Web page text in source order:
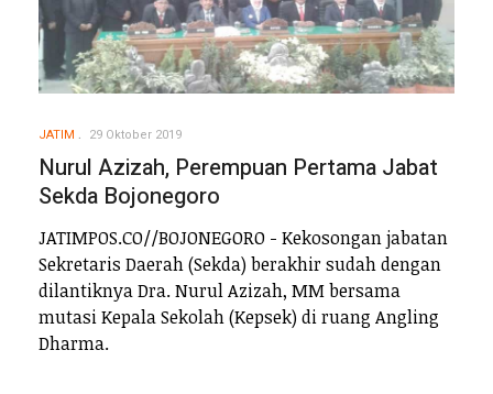
JATIM 29 Oktober 2019
Nurul Azizah, Perempuan Pertama Jabat
Sekda Bojonegoro
JATIMPOS.CO//BOJONEGORO - Kekosongan jabatan
Sekretaris Daerah (Sekda) berakhir sudah dengan
dilantiknya Dra. Nurul Azizah, MM bersama
mutasi Kepala Sekolah (Kepsek) di ruang Angling
Dharma.